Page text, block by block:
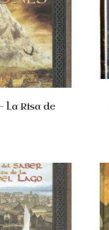
La Risa de